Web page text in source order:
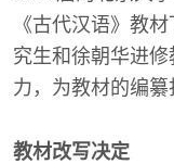
《古代汉语》教
究生和徐朝华进
力，为教材的编纂
教材改写决定